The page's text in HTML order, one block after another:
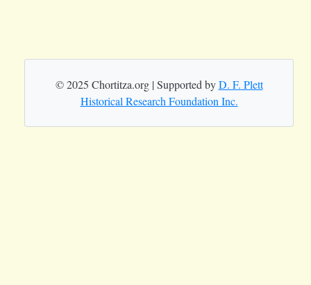
© 2025 Chortitza.org | Supported byD. F. Plett
Historical Research Foundation Inc.